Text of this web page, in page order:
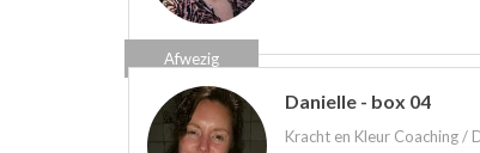
Afwezig
Danielle - box 04
Kracht en Kleur Coaching /